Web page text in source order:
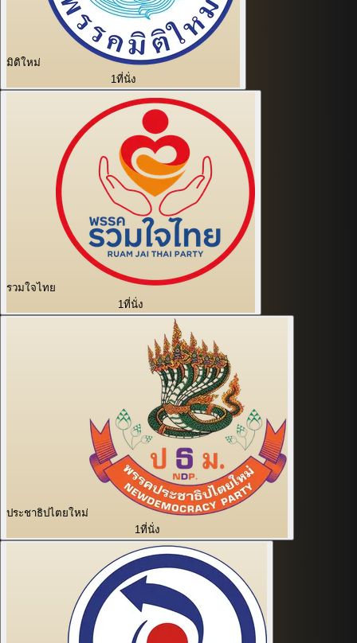
มิติใหม่
1ที่นั่ง
รวมใจไทย
1ที่นั่ง
ประชาธิปไตยใหม่
1ที่นั่ง